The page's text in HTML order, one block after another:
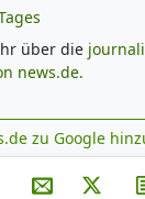
über die
news.de.
news.de
zu Google
Teilen aufTeilen auf
auf
Per E-Mail
Post